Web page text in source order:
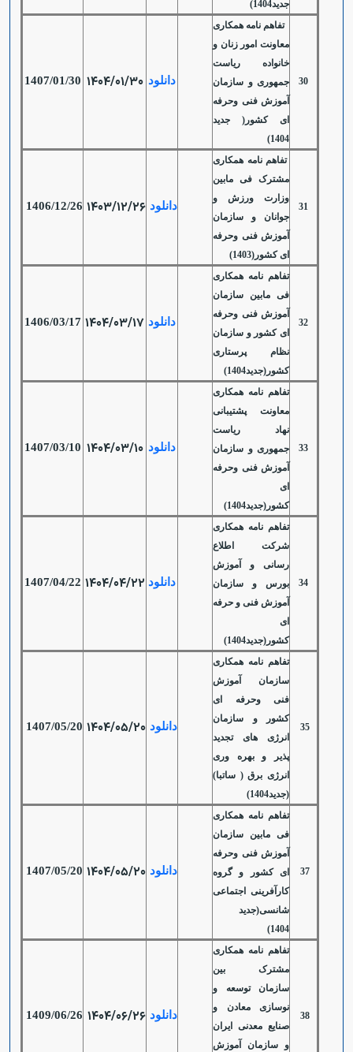
جدید1404)
30
تفاهم نامه همکاری
معاونت امور زنان و
خانواده ریاست
جمهوری و سازمان
آموزش فنی وحرفه
ای کشور( جدید
1404)
دانلود 1404/01/30
1407/01/30
31
تفاهم نامه همکاری
مشترک فی مابین
وزارت ورزش و
جوانان و سازمان
آموزش فنی وحرفه
ای کشور(1403)
دانلود 1403/12/26
1406/12/26
32
تفاهم نامه همکاری
فی مابین سازمان
آموزش فنی وحرفه
ای کشور و سازمان
نظام پرستاری
کشور(جدید1404)
دانلود 1404/03/17
1406/03/17
33
تفاهم نامه همکاری
معاونت پشتیبانی
نهاد ریاست
جمهوری و سازمان
آموزش فنی وحرفه
ای
کشور(جدید1404)
دانلود 1404/03/10
1407/03/10
34
تفاهم نامه همکاری
شرکت اطلاع
رسانی و آموزش
بورس و سازمان
آموزش فنی و حرفه
ای
کشور(جدید1404)
دانلود 1404/04/22
1407/04/22
35
تفاهم نامه همکاری
سازمان آموزش
فنی وحرفه ای
کشور و سازمان
انرژی های تجدید
پذیر و بهره وری
انرژی برق ( ساتبا)
(جدید1404)
دانلود 1404/05/20
1407/05/20
37
تفاهم نامه همکاری
فی مابین سازمان
آموزش فنی وحرفه
ای کشور و گروه
کارآفرینی اجتماعی
شانسی(جدید
1404)
دانلود 1404/05/20
1407/05/20
38
تفاهم نامه همکاری
مشترک بین
سازمان توسعه و
نوسازی معادن و
صنایع معدنی ایران
و سازمان آموزش
دانلود 1404/06/26
1409/06/26